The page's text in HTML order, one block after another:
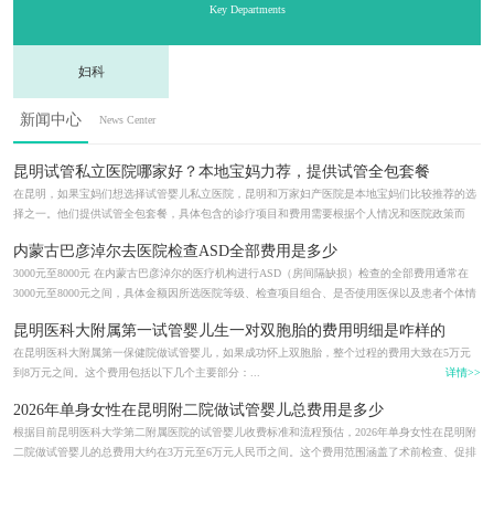
Key Departments
妇科
新闻中心 News Center
昆明试管私立医院哪家好？本地宝妈力荐，提供试管全包套餐
在昆明，如果宝妈们想选择试管婴儿私立医院，昆明和万家妇产医院是本地宝妈们比较推荐的选
择之一。他们提供试管全包套餐，具体包含的诊疗项目和费用需要根据个人情况和医院政策而
内蒙古巴彦淖尔去医院检查ASD全部费用是多少
3000元至8000元 在内蒙古巴彦淖尔的医疗机构进行ASD（房间隔缺损）检查的全部费用通常在
3000元至8000元之间，具体金额因所选医院等级、检查项目组合、是否使用医保以及患者个体情
昆明医科大附属第一试管婴儿生一对双胞胎的费用明细是咋样的
在昆明医科大附属第一保健院做试管婴儿，如果成功怀上双胞胎，整个过程的费用大致在5万元
到8万元之间。这个费用包括以下几个主要部分：...
详情>>
2026年单身女性在昆明附二院做试管婴儿总费用是多少
根据目前昆明医科大学第二附属医院的试管婴儿收费标准和流程预估，2026年单身女性在昆明附
二院做试管婴儿的总费用大约在3万元至6万元人民币之间。这个费用范围涵盖了术前检查、促排